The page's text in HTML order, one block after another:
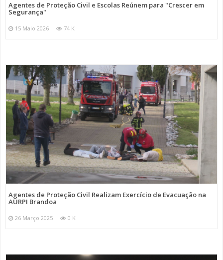
Agentes de Proteção Civil e Escolas Reúnem para "Crescer em
Segurança"
15 Maio 2026 74 K
Agentes de Proteção Civil Realizam Exercício de Evacuação na
AURPI Brandoa
26 Março 2025 0 K